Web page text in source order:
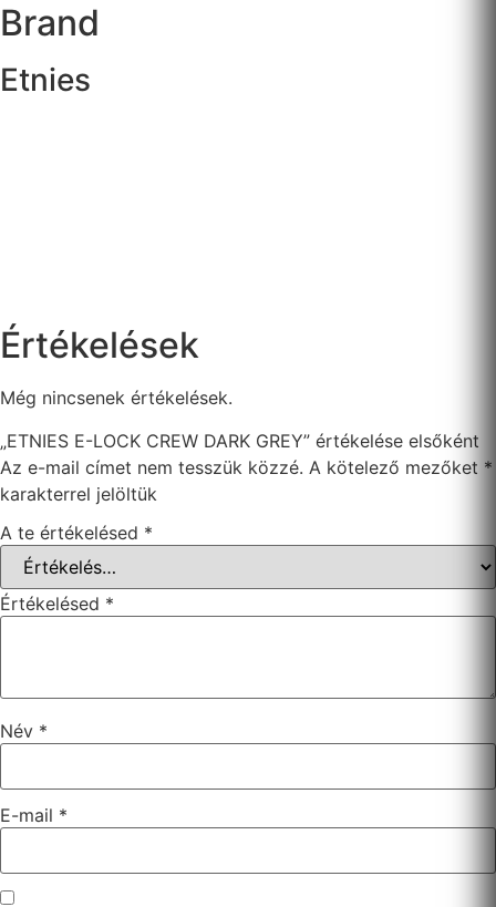
Brand
Etnies
Értékelések
Még nincsenek értékelések.
„ETNIES E-LOCK CREW DARK GREY” értékelése elsőként
Az e-mail címet nem tesszük közzé. A kötelező mezőket *
karakterrel jelöltük
A te értékelésed *
Értékelésed *
Név *
E-mail *